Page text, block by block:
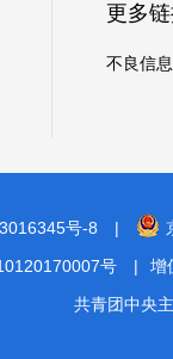
更多
不良信
号-8 |
号
| 增
共青团中央